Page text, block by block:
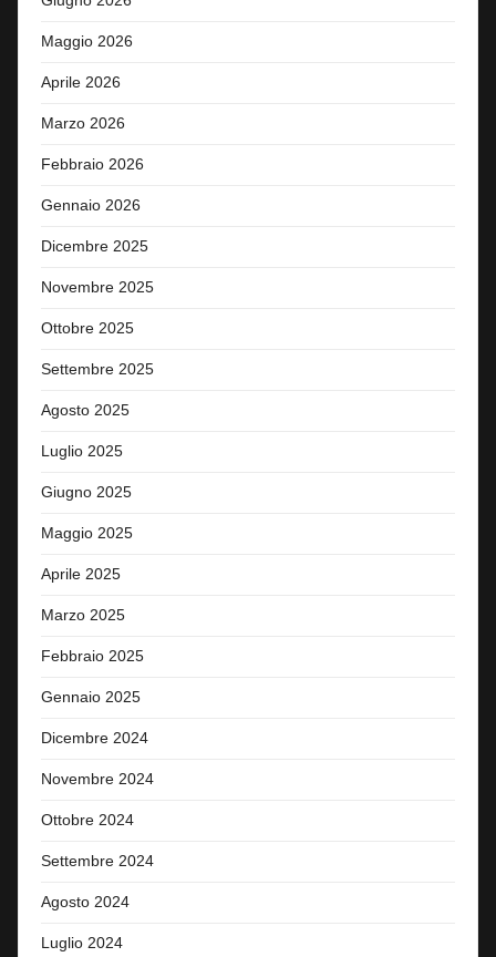
Maggio 2026
Aprile 2026
Marzo 2026
Febbraio 2026
Gennaio 2026
Dicembre 2025
Novembre 2025
Ottobre 2025
Settembre 2025
Agosto 2025
Luglio 2025
Giugno 2025
Maggio 2025
Aprile 2025
Marzo 2025
Febbraio 2025
Gennaio 2025
Dicembre 2024
Novembre 2024
Ottobre 2024
Settembre 2024
Agosto 2024
Luglio 2024